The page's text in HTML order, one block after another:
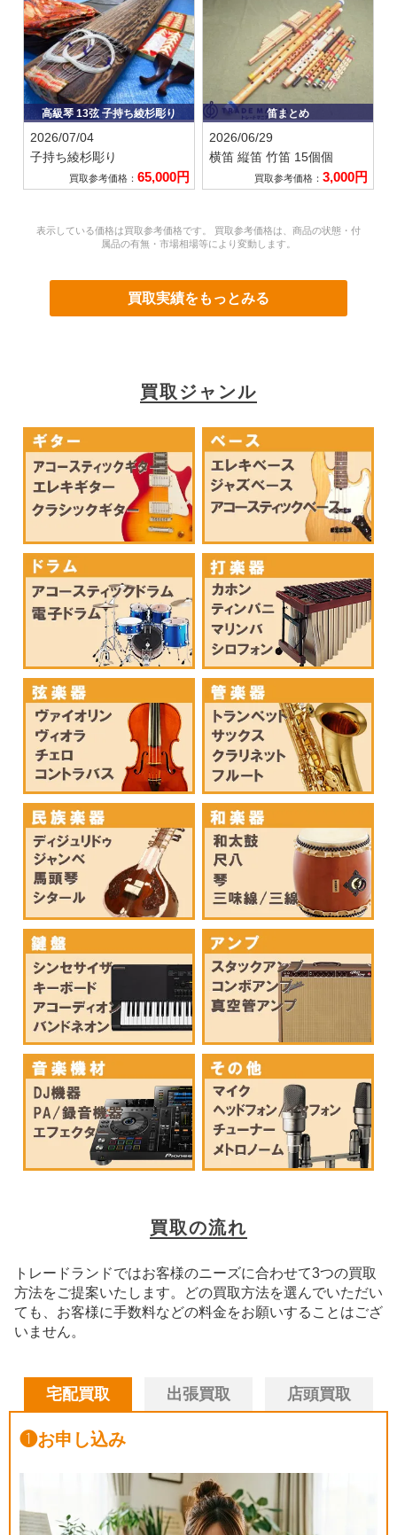
高級琴 13弦 子持ち綾杉彫り
2026/07/04
子持ち綾杉彫り
買取参考価格： 65,000円
笛まとめ
2026/06/29
横笛 縦笛 竹笛 15個個
買取参考価格：3,000円
表示している価格は買取参考価格です。 買取参考価格は、商品の状態・付
属品の有無・市場相場等により変動します。
買取実績をもっとみる
買取ジャンル
買取の流れ
トレードランドではお客様のニーズに合わせて3つの買取
方法をご提案いたします。
どの買取方法を選んでいただい
ても、お客様に手数料などの料金をお願いすることはござ
いません。
宅配買取 出張買取 店頭買取
❶お申し込み